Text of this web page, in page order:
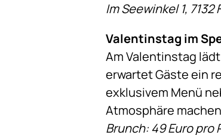
Im Seewinkel 1,
Valentinstag im
Am Valentinstag
erwartet Gäste ein
exklusivem Menü
Atmosphäre
Brunch: 49 Euro pro